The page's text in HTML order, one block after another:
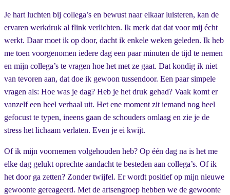
Je hart luchten bij collega’s en bewust naar elkaar luisteren, kan de
ervaren werkdruk al flink verlichten. Ik merk dat dat voor mij écht
werkt. Daar moet ik op door, dacht ik enkele weken geleden. Ik heb
me toen voorgenomen iedere dag een paar minuten de tijd te nemen
en mijn collega’s te vragen hoe het met ze gaat. Dat kondig ik niet
van tevoren aan, dat doe ik gewoon tussendoor. Een paar simpele
vragen als: Hoe was je dag? Heb je het druk gehad? Vaak komt er
vanzelf een heel verhaal uit. Het ene moment zit iemand nog heel
gefocust te typen, ineens gaan de schouders omlaag en zie je de
stress het lichaam verlaten. Even je ei kwijt.
Of ik mijn voornemen volgehouden heb? Op één dag na is het me
elke dag gelukt oprechte aandacht te besteden aan collega’s. Of ik
het door ga zetten? Zonder twijfel. Er wordt positief op mijn nieuwe
gewoonte gereageerd. Met de artsengroep hebben we de gewoonte